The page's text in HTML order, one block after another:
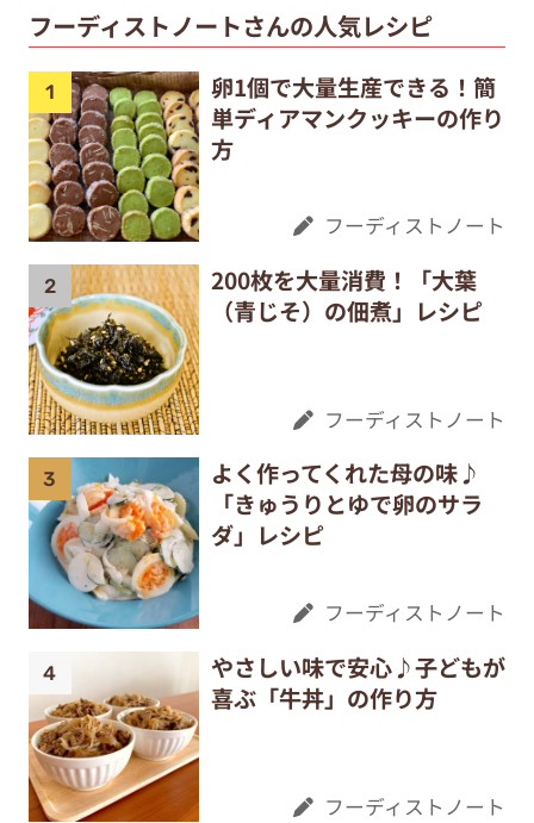
フーディストノートさんの人気レシピ
卵1個で大量生産できる！簡
単ディアマンクッキーの作り
方
フーディストノート
200枚を大量消費！「大葉
（青じそ）の佃煮」レシピ
フーディストノート
よく作ってくれた母の味♪
「きゅうりとゆで卵のサラ
ダ」レシピ
フーディストノート
やさしい味で安心♪子どもが
喜ぶ「牛丼」の作り方
フーディストノート